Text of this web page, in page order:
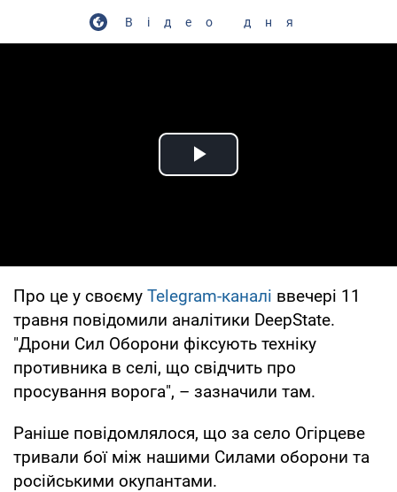
Відео дня
Play Video
Про це у своєму Telegram-каналі ввечері 11
травня повідомили аналітики DeepState.
"Дрони Сил Оборони фіксують техніку
противника в селі, що свідчить про
просування ворога", – зазначили там.
Раніше повідомлялося, що за село Огірцеве
тривали бої між нашими Силами оборони та
російськими окупантами.